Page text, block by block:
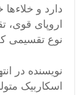
دارد و
اروپای قوی،
نوع تقسیمی
نویسنده در
اسکاربیک